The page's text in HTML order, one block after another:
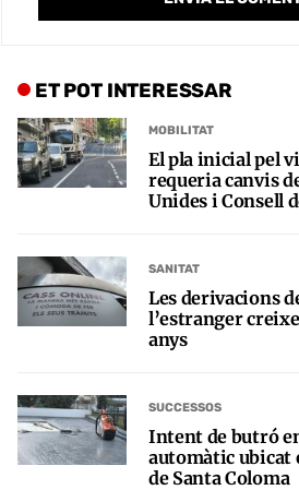
ET POT INTERESSAR
MOBILITAT
El pla inicial pel
requeria canvis
Unides i Consell
SANITAT
Les derivacions
l’estranger
anys
SUCCESSOS
Intent de butró
automàtic ubicat
de Santa Coloma